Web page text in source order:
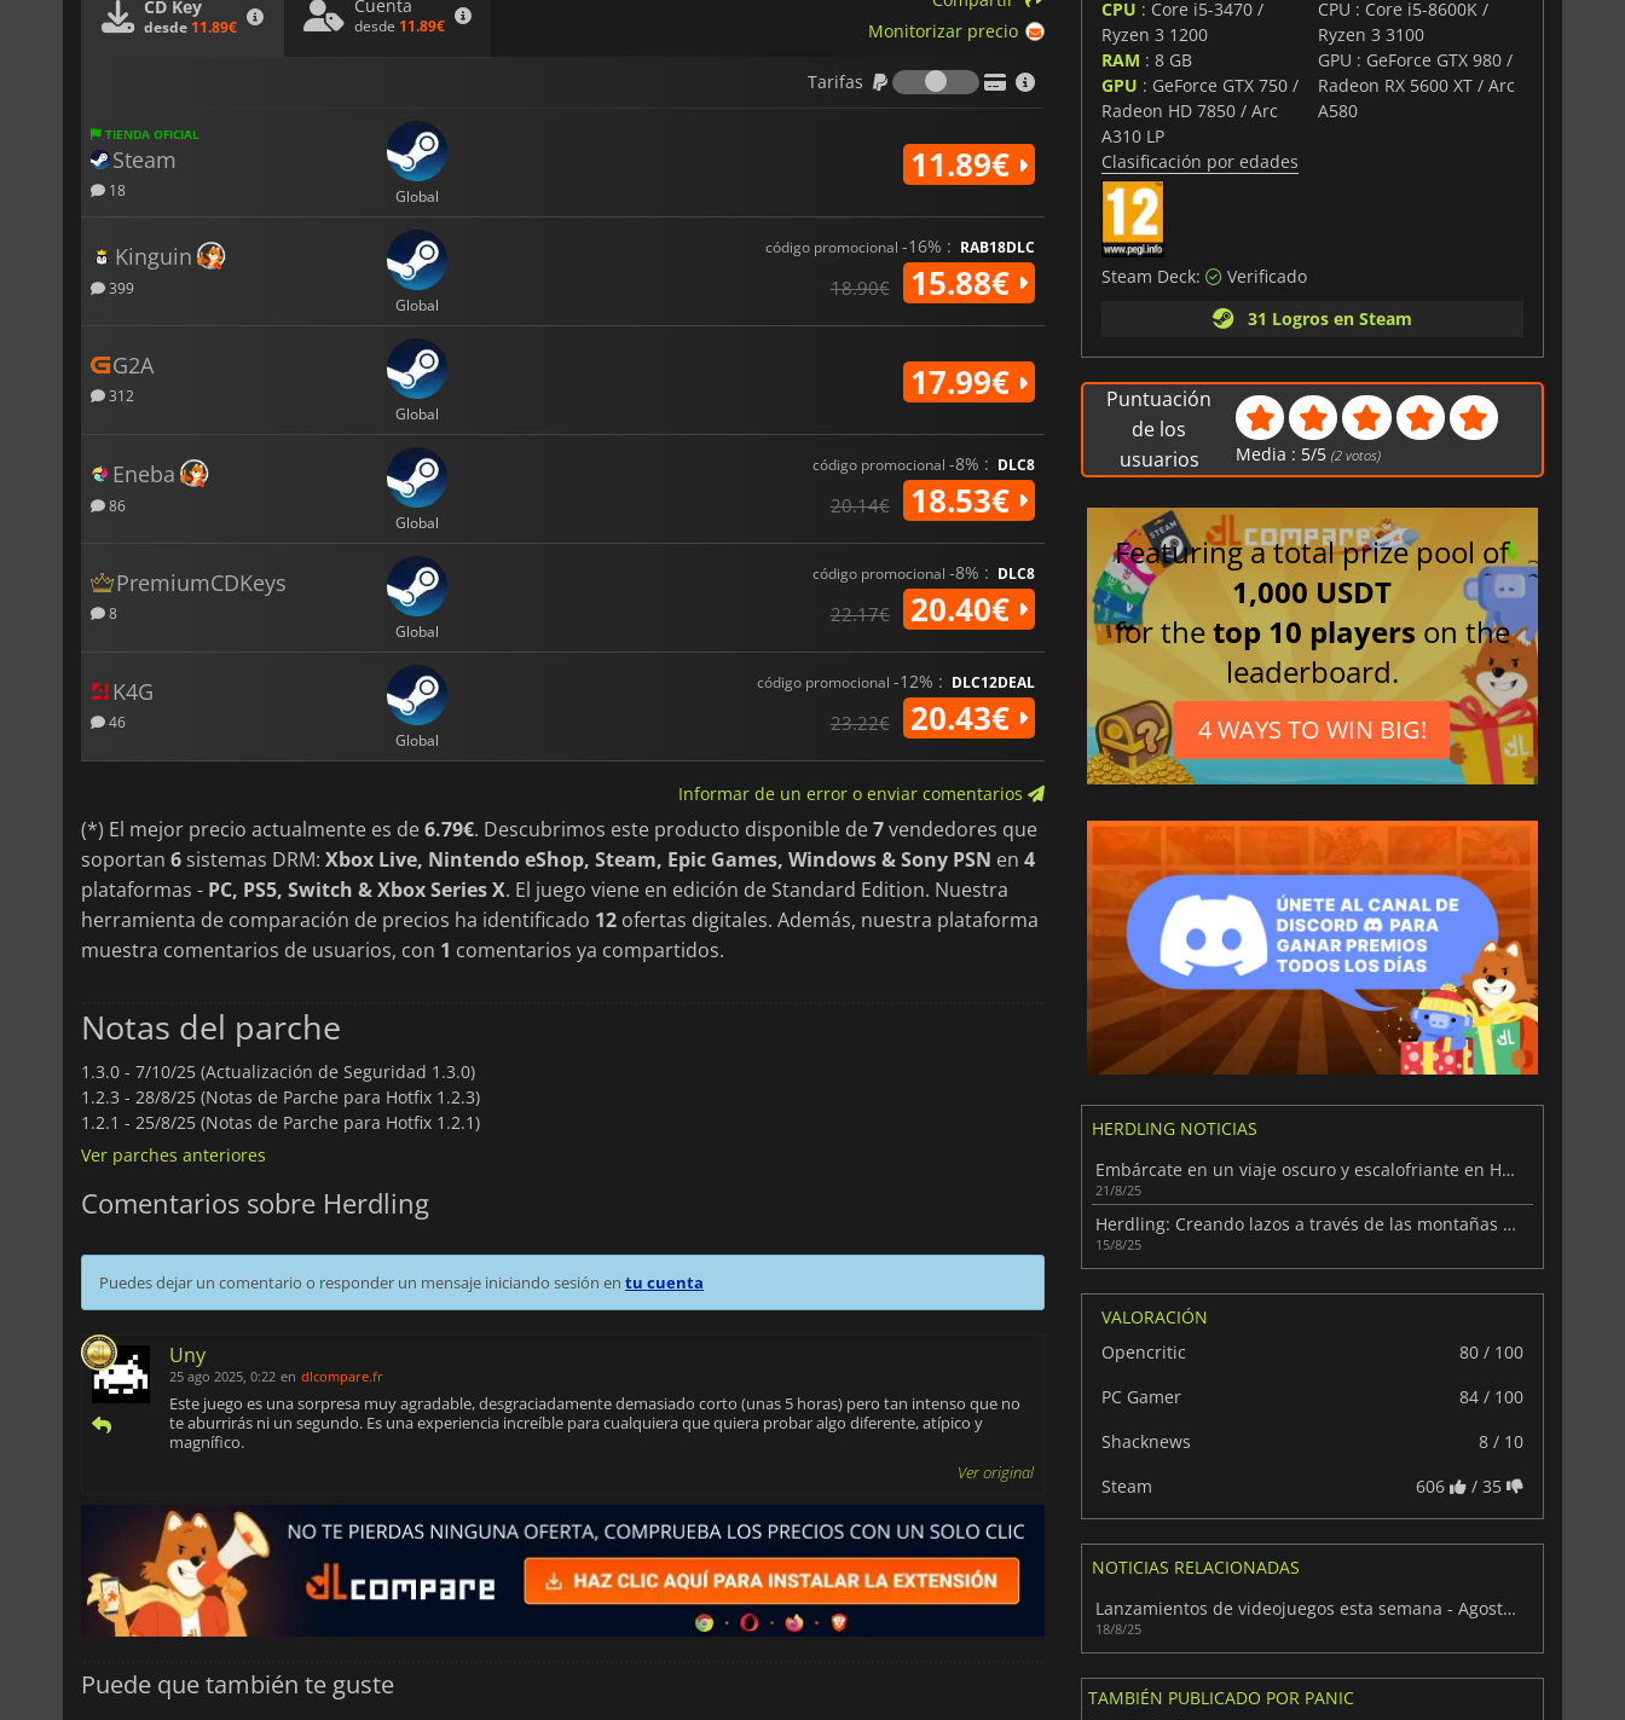
CD Key
desde 11.89€
Cuenta
desde 11.89€
Monitorizar precio
Tarifas
Tarifas
TIENDA OFICIAL
Steam
18 Global
11.89€
Kinguin
399
Global
código promocional -16% : RAB18DLC
18.90€ 15.88€
G2A
312
Global
17.99€
Eneba
86
Global
código promocional -8% : DLC8
20.14€ 18.53€
PremiumCDKeys
8
Global
código promocional -8% : DLC8
22.17€ 20.40€
K4G
46
Global
código promocional -12% : DLC12DEAL
23.22€ 20.43€
Informar de un error o enviar comentarios
(*) El mejor precio actualmente es de6.79€. Descubrimos este producto disponible de7vendedores que
soportan 6 sistemas DRM: Xbox Live, Nintendo eShop, Steam, Epic Games, Windows & Sony PSN en 4
plataformas - PC, PS5, Switch & Xbox Series X. El juego viene en edición de Standard Edition. Nuestra
herramienta de comparación de precios ha identificado 12 ofertas digitales. Además, nuestra plataforma
muestra comentarios de usuarios, con 1 comentarios ya compartidos.
Notas del parche
1.3.0 - 7/10/25 (Actualización de Seguridad 1.3.0)
1.2.3 - 28/8/25 (Notas de Parche para Hotfix 1.2.3)
1.2.1 - 25/8/25 (Notas de Parche para Hotfix 1.2.1)
Ver parches anteriores
Comentarios sobre Herdling
Puedes dejar un comentario o responder un mensaje iniciando sesión en tu cuenta
Uny
25 ago 2025, 0:22 en dlcompare.fr
Este juego es una sorpresa muy agradable, desgraciadamente demasiado corto (unas 5 horas) pero tan intenso que no
te aburrirás ni un segundo. Es una experiencia increíble para cualquiera que quiera probar algo diferente, atípico y
magnífico.
Ver original
Puede que también te guste
CPU : Core i5-3470 /
Ryzen 3 1200
RAM : 8 GB
GPU : GeForce GTX 750 /
Radeon HD 7850 / Arc
A310 LP
CPU : Core i5-8600K /
Ryzen 3 3100
GPU : GeForce GTX 980 /
Radeon RX 5600 XT / Arc
A580
Clasificación por edades
Steam Deck:
Verificado
31 Logros en Steam
Puntuación
de los
usuarios
Media : 5/5 (2 votos)
Featuring a total prize pool of
1,000 USDT
for thetop 10 players on the
leaderboard.
4 WAYS TO WIN BIG!
HERDLING NOTICIAS
Embárcate en un viaje oscuro y escalofriante en Herdling
21/8/25
Herdling: Creando lazos a través de las montañas salvajes
15/8/25
VALORACIÓN
Opencritic
80 / 100
PC Gamer
84 / 100
Shacknews
8 / 10
Steam
606 / 35
NOTICIAS RELACIONADAS
Lanzamientos de videojuegos esta semana - Agosto 2025 (Semana 34)
18/8/25
TAMBIÉN PUBLICADO POR PANIC